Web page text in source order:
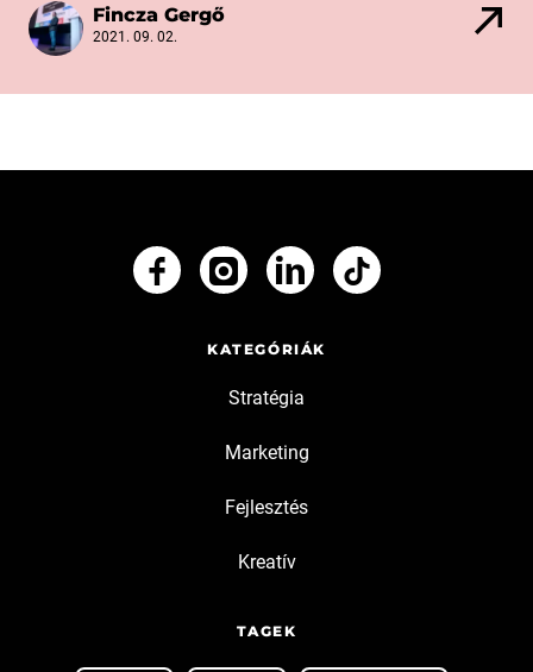
Fincza Gergő
2021. 09. 02.
KATEGÓRIÁK
Stratégia
Marketing
Fejlesztés
Kreatív
TAGEK